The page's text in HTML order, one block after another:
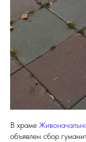
В храме
объявлен сбор